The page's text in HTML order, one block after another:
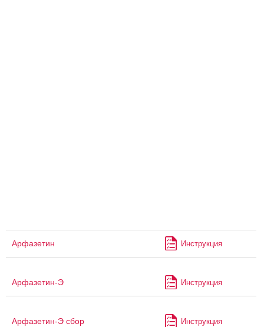
Арфазетин Инструкция
Арфазетин-Э Инструкция
Арфазетин-Э сбор Инструкция